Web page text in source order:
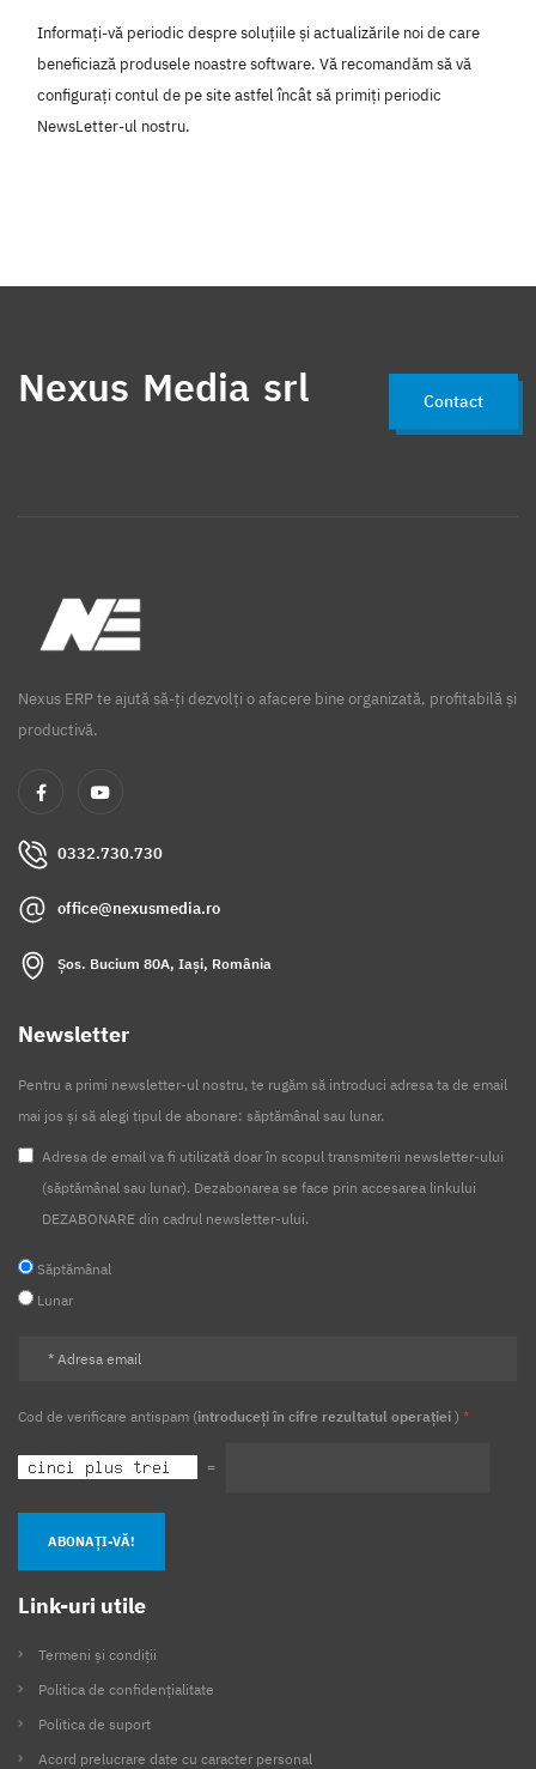
Informați-vă periodic despre soluțiile și actualizările noi de care
beneficiază produsele noastre software. Vă recomandăm să vă
configurați contul de pe site astfel încât să primiți periodic
NewsLetter-ul nostru.
Nexus Media srl Contact
Nexus ERP te ajută să-ți dezvolți o afacere bine organizată, profitabilă și
productivă.
0332.730.730
office@nexusmedia.ro
Șos. Bucium 80A, Iași, România
Newsletter
Pentru a primi newsletter-ul nostru, te rugăm să introduci adresa ta de email
mai jos și să alegi tipul de abonare: săptămânal sau lunar.
Adresa de email va fi utilizată doar în scopul transmiterii newsletter-ului
(săptămânal sau lunar). Dezabonarea se face prin accesarea linkului
DEZABONARE din cadrul newsletter-ului.
Săptămânal
Lunar
Cod de verificare antispam (introduceți în cifre rezultatul operației ) *
=
ABONAȚI-VĂ!
Link-uri utile
Termeni și condiții
Politica de confidențialitate
Politica de suport
Acord prelucrare date cu caracter personal